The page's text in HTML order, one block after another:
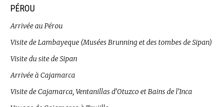
PÉROU
Arrivée au Pérou
Visite de Lambayeque (Musées Brunning et des tombes de Sipan)
Visite du site de Sipan
Arrivée à Cajamarca
Visite de Cajamarca, Ventanillas d’Otuzco et Bains de l’Inca